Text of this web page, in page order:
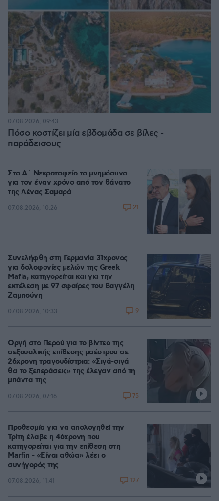
Πόσο κοστίζει μία εβδομάδα σε βίλες -
παράδεισους
07.08.2026, 09:43
Στο Α΄ Νεκροταφείο το μνημόσυνο
για τον έναν χρόνο από τον θάνατο
της Λένας Σαμαρά
07.08.2026, 10:26 21
Συνελήφθη στη Γερμανία 31χρονος
για δολοφονίες μελών της Greek
Mafia, κατηγορείται και για την
εκτέλεση με 97 σφαίρες του Βαγγέλη
Ζαμπούνη
07.08.2026, 10:33 9
Οργή στο Περού για το βίντεο της
σεξουαλικής επίθεσης μαέστρου σε
26χρονη τραγουδίστρια: «Σιγά-σιγά
θα το ξεπεράσεις» της έλεγαν από τη
μπάντα της
07.08.2026, 07:16 75
Προθεσμία για να απολογηθεί την
Τρίτη έλαβε η 46χρονη που
κατηγορείται για την επίθεση στη
Marfin - «Είναι αθώα» λέει ο
συνήγορός της
07.08.2026, 11:41 127